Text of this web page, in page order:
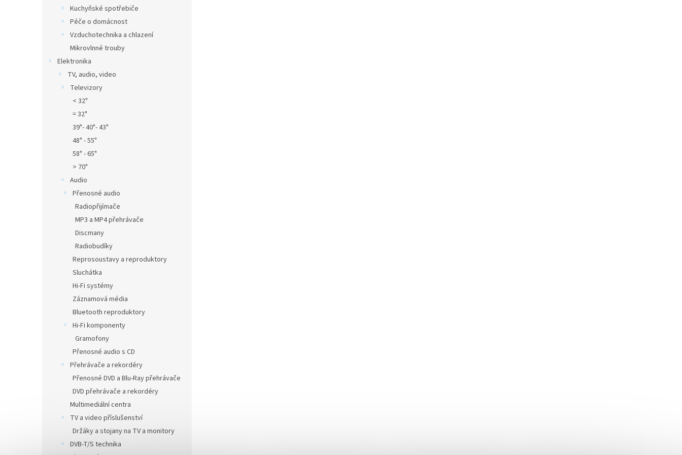
Kuchyňské spotřebiče
Péče o domácnost
Vzduchotechnika a chlazení
Mikrovlnné trouby
Elektronika
TV, audio, video
Televizory
< 32"
= 32"
39"- 40"- 43"
48" - 55"
58" - 65"
> 70"
Audio
Přenosné audio
Radiopřijímače
MP3 a MP4 přehrávače
Discmany
Radiobudíky
Reprosoustavy a reproduktory
Sluchátka
Hi-Fi systémy
Záznamová média
Bluetooth reproduktory
Hi-Fi komponenty
Gramofony
Přenosné audio s CD
Přehrávače a rekordéry
Přenosné DVD a Blu-Ray přehrávače
DVD přehrávače a rekordéry
Multimediální centra
TV a video příslušenství
Držáky a stojany na TV a monitory
DVB-T/S technika